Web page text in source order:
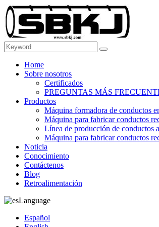
Home
Sobre nosotros
Certificados
PREGUNTAS MÁS
Productos
Máquina formadora de conductos
Máquina para fabricar conductos
Línea de producción de conductos
Máquina para fabricar conductos
Noticia
Conocimiento
Contáctenos
Blog
Retroalimentación
Language
Español